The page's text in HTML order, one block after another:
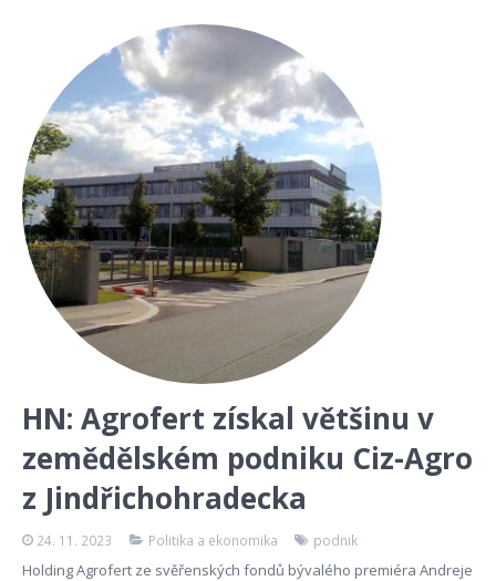
HN: Agrofert získal většinu v
zemědělském podniku Ciz-Agro
z Jindřichohradecka
24. 11. 2023 Politika a ekonomika podnik
Holding Agrofert ze svěřenských fondů bývalého premiéra Andreje